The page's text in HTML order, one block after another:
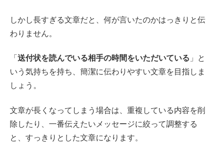
しかし長すぎる文章だと、何が言いたのかはっきりと伝
わりません。
「 送付状を読んでいる相手の時間をいただいている 」と
いう気持ちを持ち、簡潔に伝わりやすい文章を目指しま
しょう。
文章が長くなってしまう場合は、重複している内容を削
除したり、一番伝えたいメッセージに絞って調整する
と、すっきりとした文章になります。